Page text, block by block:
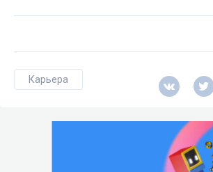
Карьера